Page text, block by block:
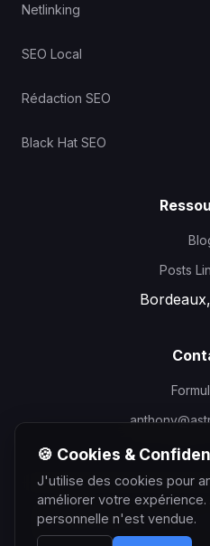
Netlinking
SEO Local
Rédaction SEO
Black Hat SEO
Posts
©2026Anthony Courtin -
🍪 Cookies &
J'utilise des cookies pour
améliorer votre expérience.
personnelle n'est vendue.